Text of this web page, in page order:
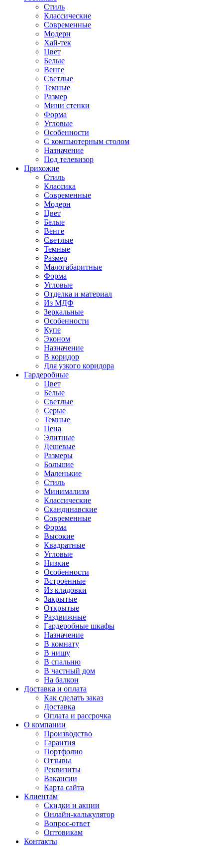
Стиль
Классические
Современные
Модерн
Хай-тек
Цвет
Белые
Венге
Светлые
Темные
Размер
Мини стенки
Форма
Угловые
Особенности
С компьютерным столом
Назначение
Под телевизор
Прихожие
Стиль
Классика
Современные
Модерн
Цвет
Белые
Венге
Светлые
Темные
Размер
Малогабаритные
Форма
Угловые
Отделка и материал
Из МДФ
Зеркальные
Особенности
Купе
Эконом
Назначение
В коридор
Для узкого коридора
Гардеробные
Цвет
Белые
Светлые
Серые
Темные
Цена
Элитные
Дешевые
Размеры
Большие
Маленькие
Стиль
Минимализм
Классические
Скандинавские
Современные
Форма
Высокие
Квадратные
Угловые
Низкие
Особенности
Встроенные
Из кладовки
Закрытые
Открытые
Раздвижные
Гардеробные шкафы
Назначение
В комнату
В нишу
В спальню
В частный дом
На балкон
Доставка и оплата
Как сделать заказ
Доставка
Оплата и рассрочка
О компании
Производство
Гарантия
Портфолио
Отзывы
Реквизиты
Вакансии
Карта сайта
Клиентам
Скидки и акции
Онлайн-калькулятор
Вопрос-ответ
Оптовикам
Контакты